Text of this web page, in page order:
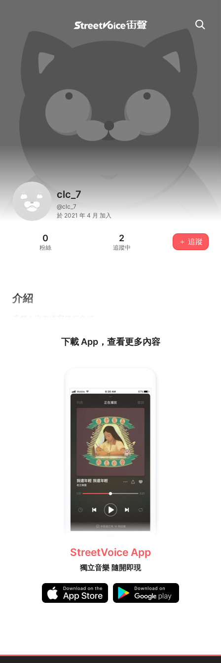
clc_7
@clc_7
於 2021 年 4 月 加入
0
粉絲
2
追蹤中
＋ 追蹤
介紹
下載 App，查看更多內容
StreetVoice App
獨立音樂 隨開即現